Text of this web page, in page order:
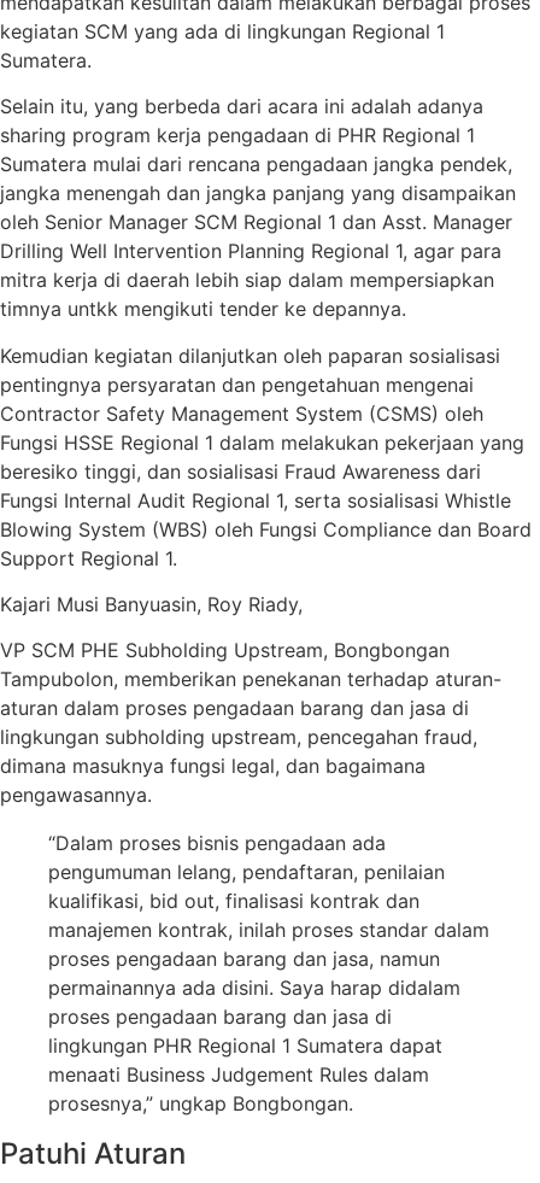
kegiatan SCM yang ada di lingkungan Regional 1
Sumatera.
Selain itu, yang berbeda dari acara ini adalah adanya
sharing program kerja pengadaan di PHR Regional 1
Sumatera mulai dari rencana pengadaan jangka pendek,
jangka menengah dan jangka panjang yang disampaikan
oleh Senior Manager SCM Regional 1 dan Asst. Manager
Drilling Well Intervention Planning Regional 1, agar para
mitra kerja di daerah lebih siap dalam mempersiapkan
timnya untkk mengikuti tender ke depannya.
Kemudian kegiatan dilanjutkan oleh paparan sosialisasi
pentingnya persyaratan dan pengetahuan mengenai
Contractor Safety Management System (CSMS) oleh
Fungsi HSSE Regional 1 dalam melakukan pekerjaan yang
beresiko tinggi, dan sosialisasi Fraud Awareness dari
Fungsi Internal Audit Regional 1, serta sosialisasi Whistle
Blowing System (WBS) oleh Fungsi Compliance dan Board
Support Regional 1.
Kajari Musi Banyuasin, Roy Riady,
VP SCM PHE Subholding Upstream, Bongbongan
Tampubolon, memberikan penekanan terhadap aturan-
aturan dalam proses pengadaan barang dan jasa di
lingkungan subholding upstream, pencegahan fraud,
dimana masuknya fungsi legal, dan bagaimana
pengawasannya.
“Dalam proses bisnis pengadaan ada
pengumuman lelang, pendaftaran, penilaian
kualifikasi, bid out, finalisasi kontrak dan
manajemen kontrak, inilah proses standar dalam
proses pengadaan barang dan jasa, namun
permainannya ada disini. Saya harap didalam
proses pengadaan barang dan jasa di
lingkungan PHR Regional 1 Sumatera dapat
menaati Business Judgement Rules dalam
prosesnya,” ungkap Bongbongan.
Patuhi Aturan